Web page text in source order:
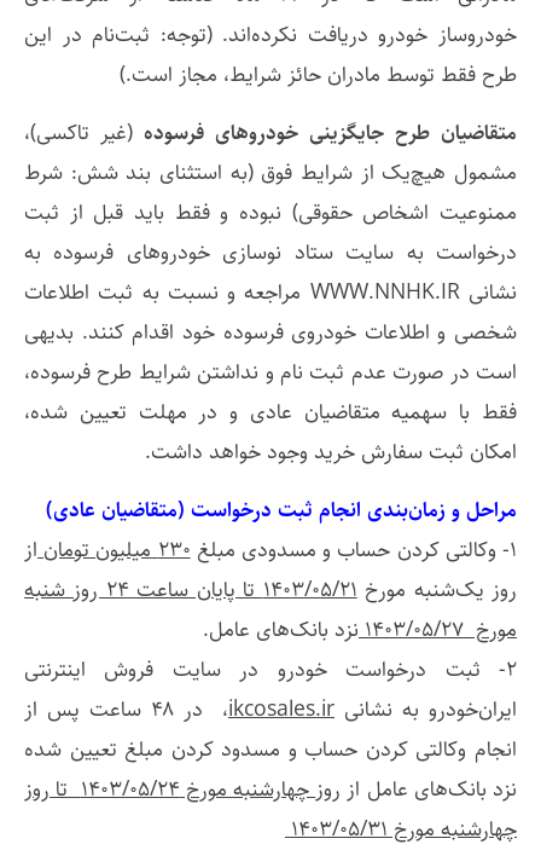
خودروساز خودرو دریافت نکرده‌اند. (توجه: ثبت‌نام در این
طرح فقط توسط مادران حائز شرایط، مجاز است.)
متقاضیان طرح جایگزینی خودروهای فرسوده (غیر تاکسی)،
مشمول هیچ‌یک از شرایط فوق (به استثنای بند شش: شرط
ممنوعیت اشخاص حقوقی) نبوده و فقط باید قبل از ثبت
درخواست به سایت ستاد نوسازی خودروهای فرسوده به
نشانی WWW.NNHK.IR مراجعه و نسبت به ثبت اطلاعات
شخصی و اطلاعات خودروی فرسوده خود اقدام کنند. بدیهی
است در صورت عدم ثبت نام و نداشتن شرایط طرح فرسوده،
فقط با سهمیه متقاضیان عادی و در مهلت تعیین شده،
امکان ثبت سفارش خرید وجود خواهد داشت.
مراحل و زمان‌بندی انجام ثبت درخواست (متقاضیان عادی)
۱- وکالتی کردن حساب و مسدودی مبلغ
۲۳۰ میلیون تومان
از
روز یک‌شنبه مورخ
۱۴۰۳/۰۵/۲۱ تا پایان ساعت ۲۴ روز شنبه
مورخ ۱۴۰۳/۰۵/۲۷
نزد بانک‌های عامل.
۲- ثبت درخواست خودرو در سایت فروش اینترنتی
ایران‌خودرو به نشانی ikcosales.ir
، در ۴۸ ساعت پس از
انجام وکالتی کردن حساب و مسدود کردن مبلغ تعیین شده
نزد بانک‌های عامل از روز
چهارشنبه مورخ ۱۴۰۳/۰۵/۲۴ تا روز
چهارشنبه مورخ ۱۴۰۳/۰۵/۳۱